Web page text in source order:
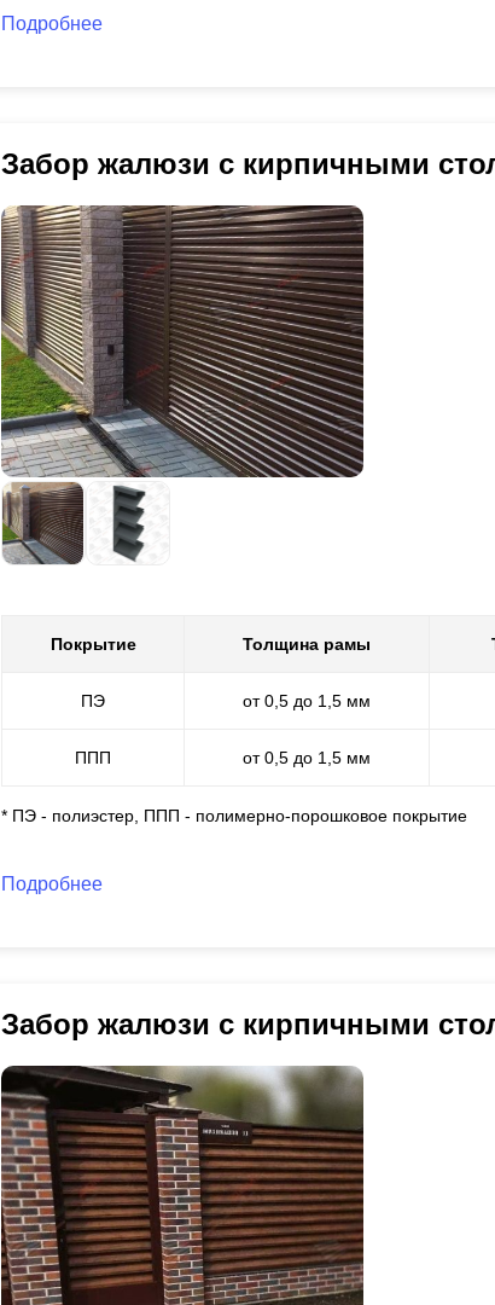
Подробнее
Забор жалюзи с кирпичными
Покрытие Толщина рамы
ПЭ от 0,5 до 1,5 мм
ППП от 0,5 до 1,5 мм
* ПЭ - полиэстер, ППП - полимерно-порошковое покрытие
Подробнее
Забор жалюзи с кирпичными